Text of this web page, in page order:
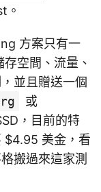
。
方案只有一
空間、流量、
並且贈送一個
或
，目前的特
$4.95 美金，看
搬過來這家測